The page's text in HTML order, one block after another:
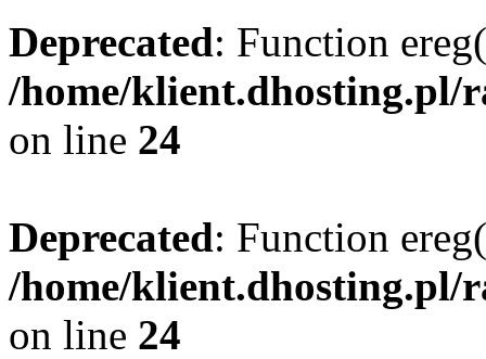
Deprecated: Function
/home/klient.dhosting.pl/
on line 24
Deprecated: Function
/home/klient.dhosting.pl/
on line 24